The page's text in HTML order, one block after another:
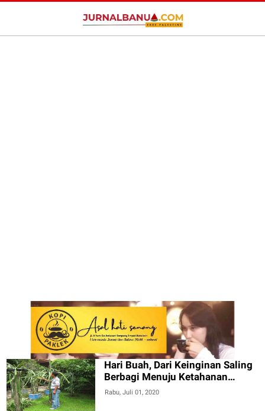
Hari Buah, Dari Keinginan Saling
Berbagi Menuju Ketahanan
Pangan Nusantara
Rabu, Juli 01, 2020